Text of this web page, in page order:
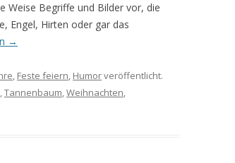
Weise Begriffe und Bilder vor, die
Engel, Hirten oder gar das
→
, Feste feiern, Humorveröffentlicht.
,Tannenbaum,Weihnachten,